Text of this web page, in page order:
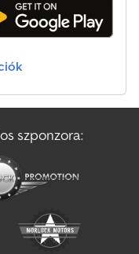
szponzora: